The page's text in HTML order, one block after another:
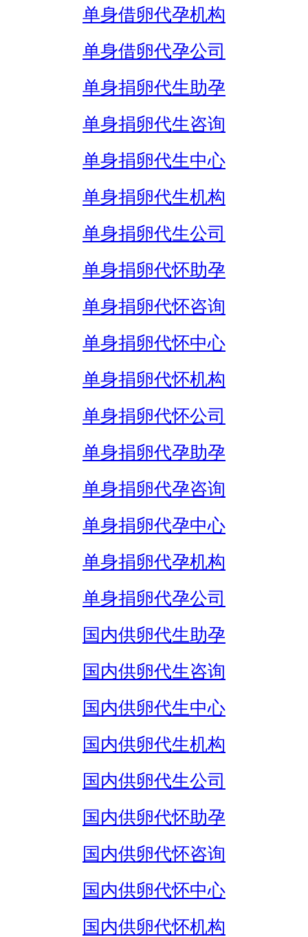
单身借卵代孕机构
单身借卵代孕公司
单身捐卵代生助孕
单身捐卵代生咨询
单身捐卵代生中心
单身捐卵代生机构
单身捐卵代生公司
单身捐卵代怀助孕
单身捐卵代怀咨询
单身捐卵代怀中心
单身捐卵代怀机构
单身捐卵代怀公司
单身捐卵代孕助孕
单身捐卵代孕咨询
单身捐卵代孕中心
单身捐卵代孕机构
单身捐卵代孕公司
国内供卵代生助孕
国内供卵代生咨询
国内供卵代生中心
国内供卵代生机构
国内供卵代生公司
国内供卵代怀助孕
国内供卵代怀咨询
国内供卵代怀中心
国内供卵代怀机构